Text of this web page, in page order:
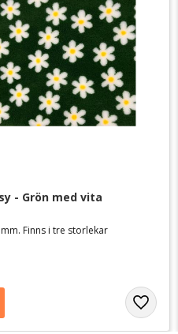
- Grön med vita
Finns i tre storlekar